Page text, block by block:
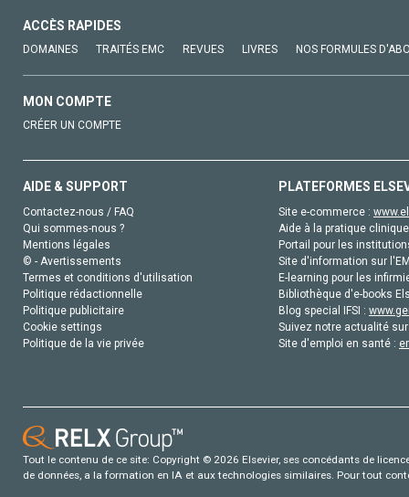
ACCÈS RAPIDES
DOMAINES TRAITÉS EMC REVUES LIVRES NOS FORMULES
MON COMPTE
CRÉER UN COMPTE
AIDE & SUPPORT
Contactez-nous / FAQ
Qui sommes-nous ?
Mentions légales
© - Avertissements
Termes et conditions d'utilisation
Politique rédactionnelle
Politique publicitaire
Cookie settings
Politique de la vie privée
PLATEFORMES
Site e-commerce :
Aide à la pratique
Portail pour les
Site d'information sur
E-learning pour les
Bibliothèque d'e-books
Blog special IFSI :
Suivez notre actualité
Site d'emploi en santé :
Tout le contenu de ce site: Copyright © 2026 Elsevier, ses concédants de
de données, a la formation en IA et aux technologies similaires. Pour tout